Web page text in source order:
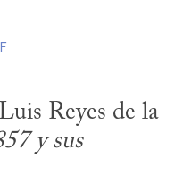
Reyes de la
y sus